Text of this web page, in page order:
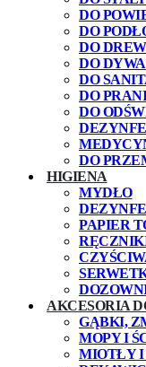
DO
DO
DO
DO
DO
DO
DO
DO
HIGIENA
MYDŁO
PAPIER
AKCESORIA
GĄBKI,
MOPY I
MIOTŁY I